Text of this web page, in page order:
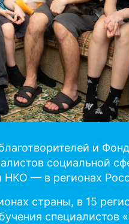
и
социальной
НКО — в регионах
страны, в 15
специалистов